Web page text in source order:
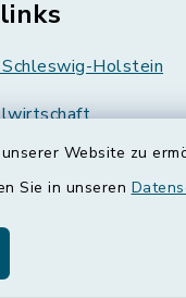
Website zu
Sie in unseren
Schleswig-Holstein
Binnenland
Sieverstedt